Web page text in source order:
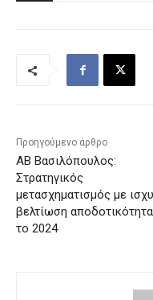
Προηγούμενο άρθρο
ΑΒ Βασιλόπουλος:
Στρατηγικός
μετασχηματισμός με
βελτίωση
το 2024